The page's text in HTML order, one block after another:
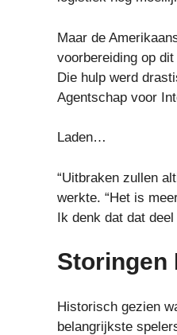
Maar de
voorbereiding op
Die hulp werd
Agentschap voor
Laden…
“Uitbraken zullen
werkte. “Het is
Ik denk dat dat
Storingen
Historisch gezien
belangrijkste